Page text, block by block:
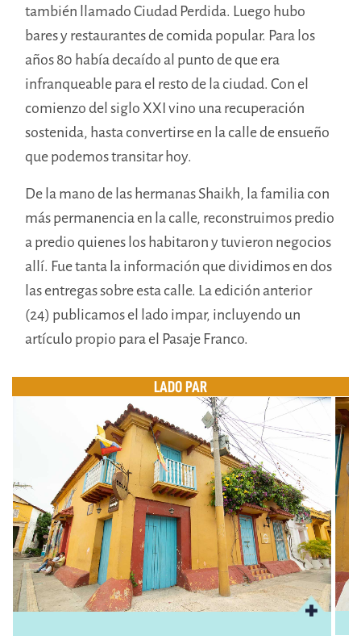
también llamado Ciudad Perdida. Luego hubo
bares y restaurantes de comida popular. Para los
años 80 había decaído al punto de que era
infranqueable para el resto de la ciudad. Con el
comienzo del siglo XXI vino una recuperación
sostenida, hasta convertirse en la calle de ensueño
que podemos transitar hoy.
De la mano de las hermanas Shaikh, la familia con
más permanencia en la calle, reconstruimos predio
a predio quienes los habitaron y tuvieron negocios
allí. Fue tanta la información que dividimos en dos
las entregas sobre esta calle. La edición anterior
(24) publicamos el lado impar, incluyendo un
artículo propio para el Pasaje Franco.
LADO PAR